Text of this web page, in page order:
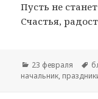
Пусть не
Счастья,
Рубрики
23 февраля
начальник,